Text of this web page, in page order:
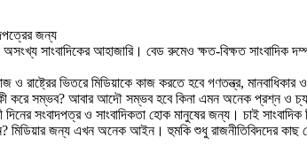
জন্য
সাংবাদিকের আহাজারি। বেড রুমেও ক্ষত-বিক্ষত
রাষ্ট্রের ভিতরে মিডিয়াকে কাজ করতে হবে গণতন্ত্র,
কী করে সম্ভব? আবার আদৌ সম্ভব হবে কিনা এমন অনেক প্রশ্ন ও
সংবাদপত্র ও সাংবাদিকতা হোক মানুষের জন্য। চাই সাংবাদিক
মিডিয়ার জন্য এখন অনেক আইন। হুমকি শুধু রাজনীতিবিদদের